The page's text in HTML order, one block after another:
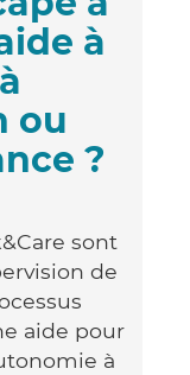
à
ou
?
sont
de
aide pour
à